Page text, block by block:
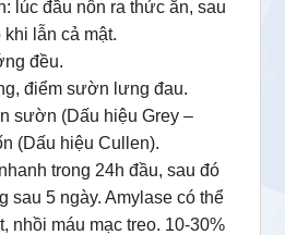
lúc đầu nôn ra thức ăn, sau
khi lẫn cả mật.
đều.
điểm sườn lưng đau.
sườn (Dấu hiệu Grey –
(Dấu hiệu Cullen).
trong 24h đầu, sau đó
sau 5 ngày. Amylase có thể
nhồi máu mạc treo. 10-30%